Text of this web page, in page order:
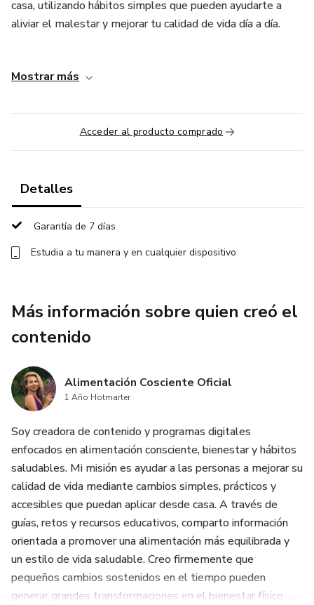
casa, utilizando hábitos simples que pueden ayudarte a
aliviar el malestar y mejorar tu calidad de vida día a día.
naturales, recomendaciones alimenticias, bebidas
apoyar la circulación, reducir la inflamación y ayudar a que
tus pies se sientan más descansados y tranquilos.
hormigueo o dolor pensando que es algo “normal” o que no
tiene solución. Sin embargo, pequeños cambios diarios
pueden marcar una gran diferencia cuando se aplican con
✔ Cómo ciertos alimentos pueden empeorar el ardor y la
inflamación
✔ Qué bebidas naturales pueden apoyar tu bienestar y
circulación
pies
✔ Hábitos diarios que pueden ayudarte a sentir alivio
progresivo
✔ Cómo crear una rutina práctica y fácil de seguir desde
casa
Todo el contenido está explicado de forma clara, sencilla y
pensada para personas que buscan una alternativa natural,
Mostrar más
Acceder al producto comprado
Detalles
Garantía de 7 días
Estudia a tu manera y en cualquier dispositivo
Más información sobre quien creó el
contenido
Alimentación Cosciente Oficial
1 Año Hotmarter
Soy creadora de contenido y programas digitales
enfocados en alimentación consciente, bienestar y hábitos
saludables. Mi misión es ayudar a las personas a mejorar su
calidad de vida mediante cambios simples, prácticos y
accesibles que puedan aplicar desde casa. A través de
guías, retos y recursos educativos, comparto información
orientada a promover una alimentación más equilibrada y
un estilo de vida saludable. Creo firmemente que
pequeños cambios sostenidos en el tiempo pueden
generar grandes transformaciones en el bienestar físico ...